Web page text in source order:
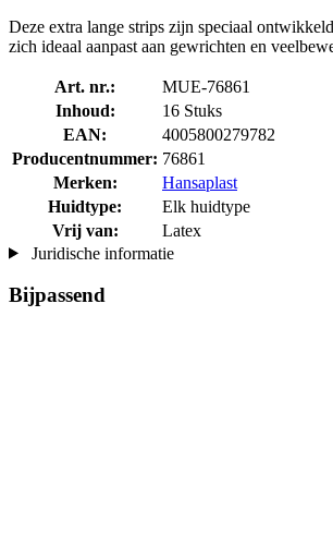
Deze extra lange strips zijn speciaal
zich ideaal aanpast aan gewrichten en
Art. nr.:
MUE-76861
Inhoud:
16 Stuks
EAN:
4005800279782
Producentnummer: 76861
Merken:
Hansaplast
Huidtype:
Elk huidtype
Vrij van:
Latex
Juridische informatie
Bijpassend